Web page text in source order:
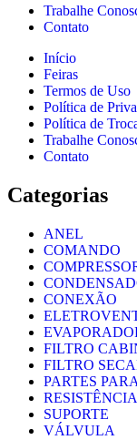
Trabalhe
Contato
Início
Feiras
Termos de Uso
Política de
Política de
Trabalhe
Contato
Categorias
ANEL
COMANDO
CONEXÃO
FILTRO
FILTRO
PARTES
RESISTÊNCIA
SUPORTE
VÁLVULA